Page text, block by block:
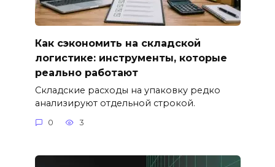
Как сэкономить на складской
логистике: инструменты, которые
реально работают
Складские расходы на упаковку редко
анализируют отдельной строкой.
0 3